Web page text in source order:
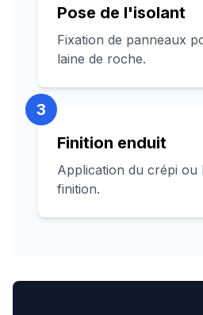
Pose de l'isolant
Fixation de panneaux
laine de roche.
3
Finition enduit
Application du crépi ou
finition.